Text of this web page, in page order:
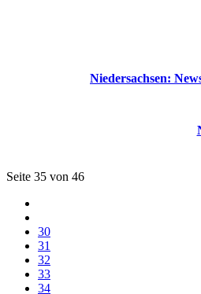
Niedersachsen:
Seite 35 von 46
30
31
32
33
34